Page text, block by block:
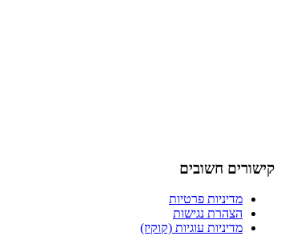
קישורים חשובים
מדיניות פרטיות
הצהרת נגישות
מדיניות עוגיות (קוקיז)